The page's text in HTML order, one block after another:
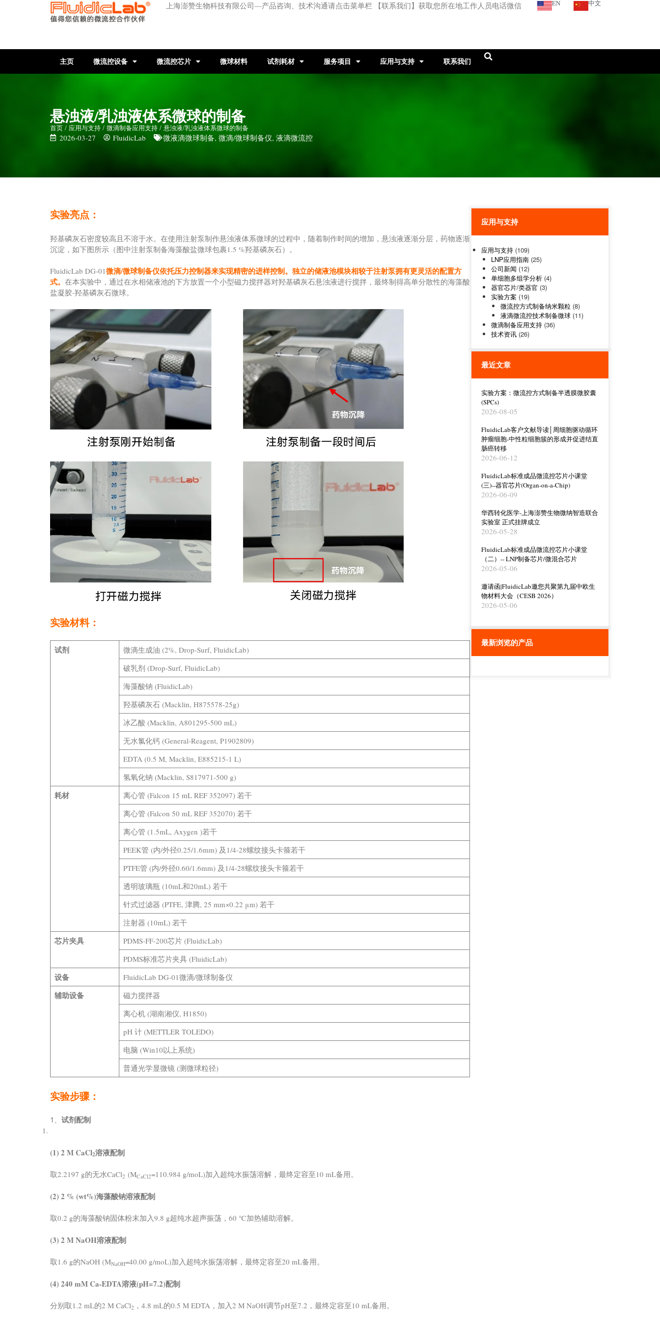
上海澎赞生物科技有限公司—产品咨询、技术沟通请点击菜单栏 【联系我们】获取您所在地工作人员电话微信 EN 中文
主页 微流控设备 微流控芯片 微球材料 试剂耗材 服务项目 应用与支持 联系我们
悬浊液/乳浊液体系微球的制备
首页 / 应用与支持 / 微滴制备应用支持 / 悬浊液/乳浊液体系微球的制备
2026-03-27 FluidicLab 微液滴微球制备, 微滴/微球制备仪, 液滴微流控
实验亮点：
羟基磷灰石密度较高且不溶于水。在使用注射泵制作悬浊液体系微球的过程中，随着制作时间的增加，悬浊液逐渐分层，药物逐渐
沉淀，如下图所示（图中注射泵制备海藻酸盐微球包裹1.5 %羟基磷灰石）。
FluidicLab DG-01微滴/微球制备仪依托压力控制器来实现精密的进样控制。独立的储液池模块相较于注射泵拥有更灵活的配置方
式。 在本实验中，通过在水相储液池的下方放置一个小型磁力搅拌器对羟基磷灰石悬浊液进行搅拌，最终制得高单分散性的海藻酸
盐凝胶-羟基磷灰石微球。
实验材料：
试剂
微滴生成油 (2%, Drop-Surf, FluidicLab)
破乳剂 (Drop-Surf, FluidicLab)
海藻酸钠 (FluidicLab)
羟基磷灰石 (Macklin, H875578-25g)
冰乙酸 (Macklin, A801295-500 mL)
无水氯化钙 (General-Reagent, P1902809)
EDTA (0.5 M, Macklin, E885215-1 L)
氢氧化钠 (Macklin, S817971-500 g)
耗材
离心管 (Falcon 15 mL REF 352097) 若干
离心管 (Falcon 50 mL REF 352070) 若干
离心管 (1.5mL, Axygen )若干
PEEK管 (内/外径0.25/1.6mm) 及1/4-28螺纹接头卡箍若干
PTFE管 (内/外径0.60/1.6mm) 及1/4-28螺纹接头卡箍若干
透明玻璃瓶 (10mL和20mL) 若干
针式过滤器 (PTFE, 津腾, 25 mm×0.22 μm) 若干
注射器 (10mL) 若干
芯片夹具
PDMS-FF-200芯片 (FluidicLab)
PDMS标准芯片夹具 (FluidicLab)
设备 FluidicLab DG-01微滴/微球制备仪
辅助设备
磁力搅拌器
离心机 (湖南湘仪, H1850)
pH 计 (METTLER TOLEDO)
电脑 (Win10以上系统)
普通光学显微镜 (测微球粒径)
实验步骤：
1、 试剂配制
(1) 2 M CaCl2溶液配制
取2.2197 g的无水CaCl2 (MCaCl2=110.984 g/moL)加入超纯水振荡溶解，最终定容至10 mL备用。
(2) 2 % (wt%)海藻酸钠溶液配制
取0.2 g的海藻酸钠固体粉末加入9.8 g超纯水超声振荡，60 ℃加热辅助溶解。
(3) 2 M NaOH溶液配制
取1.6 g的NaOH (MNaOH=40.00 g/moL)加入超纯水振荡溶解，最终定容至20 mL备用。
(4) 240 mM Ca-EDTA溶液(pH=7.2)配制
分别取1.2 mL的2 M CaCl2 ，4.8 mL的0.5 M EDTA，加入2 M NaOH调节pH至7.2，最终定容至10 mL备用。
应用与支持
应用与支持 (109)
LNP应用指南(25)
公司新闻 (12)
单细胞多组学分析(4)
器官芯片/类器官 (3)
实验方案(19)
微流控方式制备纳米颗粒 (8)
液滴微流控技术制备微球 (11)
微滴制备应用支持(36)
技术资讯(26)
最近文章
实验方案：微流控方式制备半透膜微胶囊
(SPCs)
2026-08-05
FluidicLab客户文献导读│周细胞驱动循环
肿瘤细胞-中性粒细胞簇的形成并促进结直
肠癌转移
2026-06-12
FluidicLab标准成品微流控芯片小课堂
(三)--器官芯片(Organ-on-a-Chip)
2026-06-09
华西转化医学-上海澎赞生物微纳智造联合
实验室 正式挂牌成立
2026-05-28
FluidicLab标准成品微流控芯片小课堂
（二）-- LNP制备芯片/微混合芯片
2026-05-06
邀请函|FluidicLab邀您共聚第九届中欧生
物材料大会（CESB 2026）
2026-05-06
最新浏览的产品